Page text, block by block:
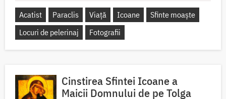
Acatist Paraclis Viață Icoane
Sfinte moaște
Locuri de pelerinaj
Fotografii
Cinstirea Sfintei Icoane a
Maicii Domnului de pe Tolga